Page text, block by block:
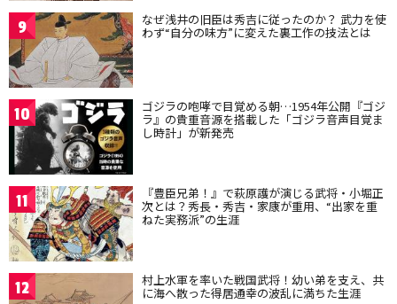
9 なぜ浅井の旧臣は秀吉に従ったのか？ 武力を使
わず“自分の味方”に変えた裏工作の技法とは
10 ゴジラの咆哮で目覚める朝…1954年公開『ゴジ
ラ』の貴重音源を搭載した「ゴジラ音声目覚ま
し時計」が新発売
11 『豊臣兄弟！』で萩原護が演じる武将・小堀正
次とは？秀長・秀吉・家康が重用、“出家を重
ねた実務派”の生涯
12 村上水軍を率いた戦国武将！幼い弟を支え、共
に海へ散った得居通幸の波乱に満ちた生涯